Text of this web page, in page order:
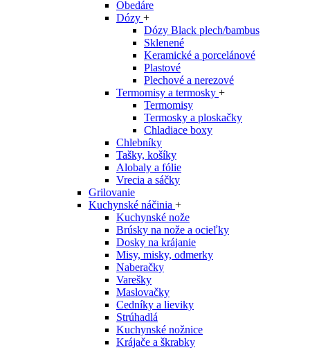
Obedáre
Dózy +
Dózy Black plech/bambus
Sklenené
Keramické a porcelánové
Plastové
Plechové a nerezové
Termomisy a termosky +
Termomisy
Termosky a ploskačky
Chladiace boxy
Chlebníky
Tašky, košíky
Alobaly a fólie
Vrecia a sáčky
Grilovanie
Kuchynské náčinia +
Kuchynské nože
Brúsky na nože a ocieľky
Dosky na krájanie
Misy, misky, odmerky
Naberačky
Varešky
Maslovačky
Cedníky a lieviky
Strúhadlá
Kuchynské nožnice
Krájače a škrabky